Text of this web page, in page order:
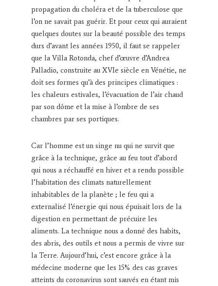
propagation du choléra et de la tuberculose que
l’on ne savait pas guérir. Et pour ceux qui auraient
quelques doutes sur la beauté possible des temps
durs d’avant les années 1950, il faut se rappeler
que la Villa Rotonda, chef d’œuvre d’Andrea
Palladio, construite au XVIe siècle en Vénétie, ne
doit ses formes qu’à des principes climatiques :
les chaleurs estivales, l’évacuation de l’air chaud
par son dôme et la mise à l’ombre de ses
chambres par ses portiques.
Car l’homme est un singe nu qui ne survit que
grâce à la technique, grâce au feu tout d’abord
qui nous a réchauffé en hiver et a rendu possible
l’habitation des climats naturellement
inhabitables de la planète ; le feu qui a
externalisé l’énergie qui nous épuisait lors de la
digestion en permettant de précuire les
aliments. La technique nous a donné des habits,
des abris, des outils et nous a permis de vivre sur
la Terre. Aujourd’hui, c’est encore grâce à la
médecine moderne que les 15% des cas graves
atteints du coronavirus sont sauvés en étant mis